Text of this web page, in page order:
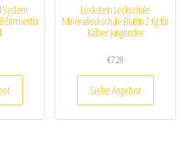
Zimmertür
Leckstein Leckschale
Mineralleckschale Blattin 2 Kg für
Kälber Jungrinder
€7.29
Siehe Angebot